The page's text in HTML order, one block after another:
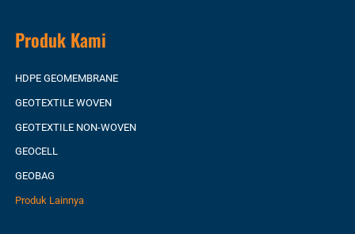
Produk Kami
HDPE GEOMEMBRANE
GEOTEXTILE WOVEN
GEOTEXTILE NON-WOVEN
GEOCELL
GEOBAG
Produk Lainnya